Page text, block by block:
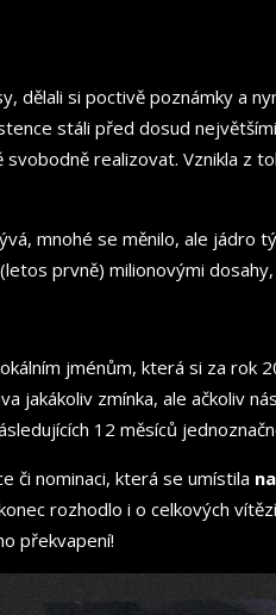
dělali si poctivě poznámky a
stáli před dosud
realizovat. Vznikla z
mnohé se měnilo, ale
prvně) milionovými
jménům, která si za rok
zmínka, ale ačkoliv
12 měsíců
či nominaci, která se umístila
rozhodlo i o celkových
překvapení!